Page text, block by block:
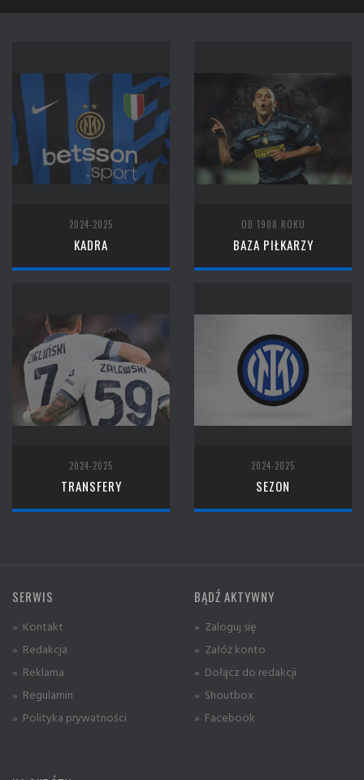
2024-2025
KADRA
OD 1908 ROKU
BAZA PIŁKARZY
2024-2025
TRANSFERY
2024-2025
SEZON
SERWIS
» Kontakt
» Redakcja
» Reklama
» Regulamin
» Polityka prywatności
BĄDŹ AKTYWNY
» Zaloguj się
» Załóż konto
» Dołącz do redakcji
» Shoutbox
» Facebook